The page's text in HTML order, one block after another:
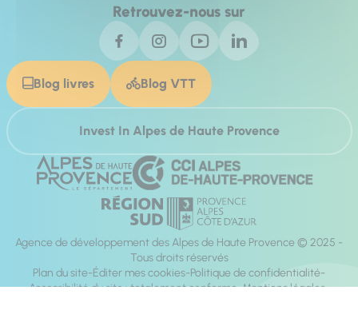
Retrouvez-nous sur
Blog livres Blog VTT
Invest In Alpes de Haute Provence
Agence de développement des Alpes de Haute Provence © 2025 -
Tous droits réservés
Plan du site Éditer mes cookies Politique de confidentialité
Accessibilité du site : totalement conforme Mentions légales